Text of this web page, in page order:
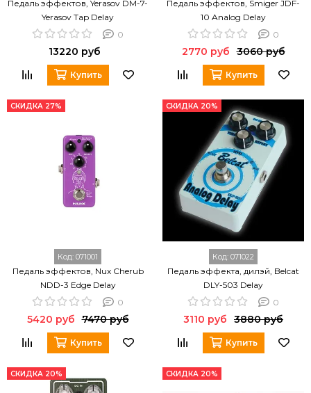
Педаль эффектов, Yerasov DM-7-
Yerasov Tap Delay
0
13220 руб
Купить
Педаль эффектов, Smiger JDF-
10 Analog Delay
0
2770 руб 3060 руб
Купить
СКИДКА 27%
Код: 071001
Педаль эффектов, Nux Cherub
NDD-3 Edge Delay
0
5420 руб 7470 руб
Купить
СКИДКА 20%
Код: 071022
Педаль эффекта, дилэй, Belcat
DLY-503 Delay
0
3110 руб 3880 руб
Купить
СКИДКА 20% СКИДКА 20%